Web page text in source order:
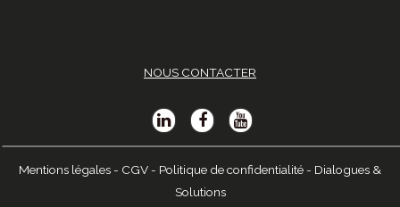
NOUS CONTACTER
Mentions légales - CGV - Politique de confidentialité - Dialogues &
Solutions